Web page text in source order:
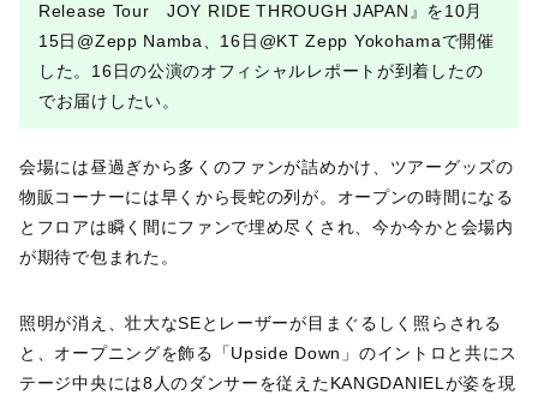
Release Tour JOY RIDE THROUGH JAPAN』を10月
15日@Zepp Namba、16日@KT Zepp Yokohamaで開催
した。16日の公演のオフィシャルレポートが到着したの
でお届けしたい。
会場には昼過ぎから多くのファンが詰めかけ、ツアーグッズの
物販コーナーには早くから長蛇の列が。オープンの時間になる
とフロアは瞬く間にファンで埋め尽くされ、今か今かと会場内
が期待で包まれた。
照明が消え、壮大なSEとレーザーが目まぐるしく照らされる
と、オープニングを飾る「Upside Down」のイントロと共にス
テージ中央には8人のダンサーを従えたKANGDANIELが姿を現